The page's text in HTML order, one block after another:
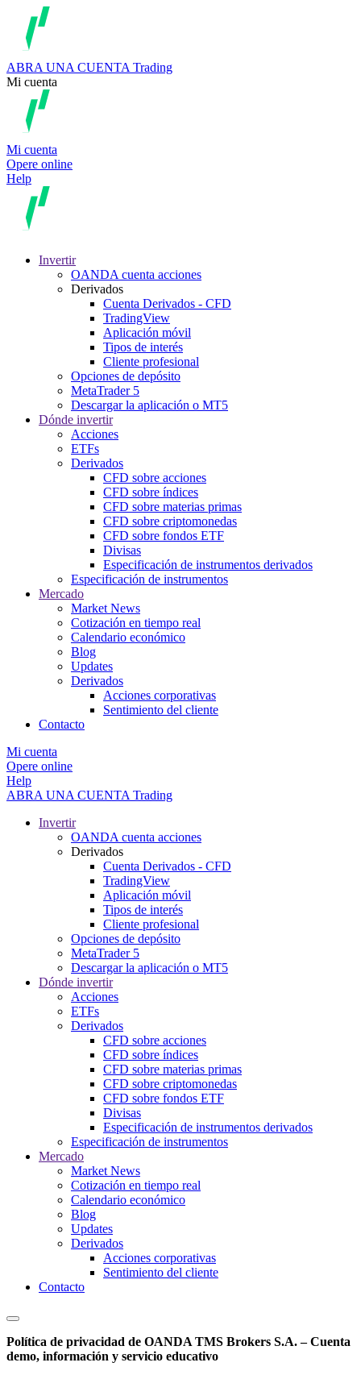
ABRA UNA CUENTA Trading
Mi cuenta
Mi cuenta
Opere online
Help
Invertir
OANDA cuenta acciones
Derivados
Cuenta Derivados - CFD
TradingView
Aplicación móvil
Tipos de interés
Cliente profesional
Opciones de depósito
MetaTrader 5
Descargar la aplicación o MT5
Dónde invertir
Acciones
ETFs
Derivados
CFD sobre acciones
CFD sobre índices
CFD sobre materias primas
CFD sobre criptomonedas
CFD sobre fondos ETF
Divisas
Especificación de instrumentos derivados
Especificación de instrumentos
Mercado
Market News
Cotización en tiempo real
Calendario económico
Blog
Updates
Derivados
Acciones corporativas
Sentimiento del cliente
Contacto
Mi cuenta
Opere online
Help
ABRA UNA CUENTA Trading
Invertir
OANDA cuenta acciones
Derivados
Cuenta Derivados - CFD
TradingView
Aplicación móvil
Tipos de interés
Cliente profesional
Opciones de depósito
MetaTrader 5
Descargar la aplicación o MT5
Dónde invertir
Acciones
ETFs
Derivados
CFD sobre acciones
CFD sobre índices
CFD sobre materias primas
CFD sobre criptomonedas
CFD sobre fondos ETF
Divisas
Especificación de instrumentos derivados
Especificación de instrumentos
Mercado
Market News
Cotización en tiempo real
Calendario económico
Blog
Updates
Derivados
Acciones corporativas
Sentimiento del cliente
Contacto
Política de privacidad de OANDA TMS Brokers S.A. – Cuenta
demo, información y servicio educativo